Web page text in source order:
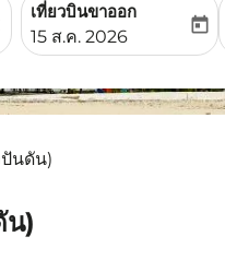
เที่ยวบินขาออก
fc-booking-departure-
15 ส.ค. 2026
today
ปันดัน)
น)
ค้นหาข้อเสนอ